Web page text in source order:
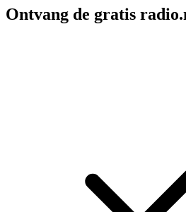
Ontvang de gratis